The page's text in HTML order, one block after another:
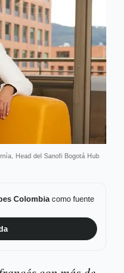
Head del Sanofi Bogotá Hub
Colombiacomo fuente